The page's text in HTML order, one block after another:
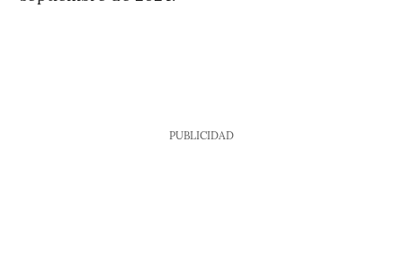
PUBLICIDAD